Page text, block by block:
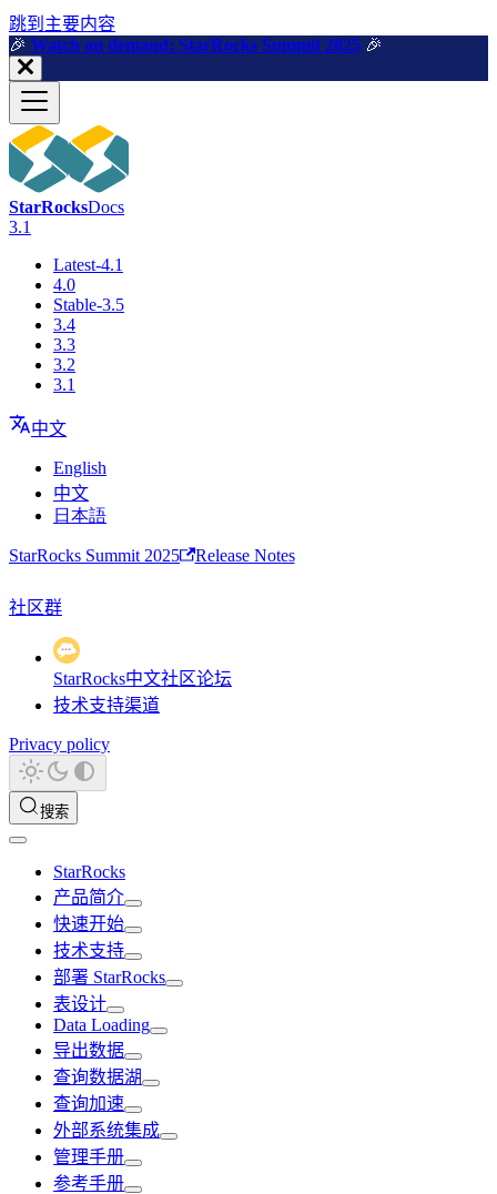
跳到主要内容
🎉️ Watch on demand: StarRocks Summit 2025 🎉️
StarRocksDocs
3.1
Latest-4.1
4.0
Stable-3.5
3.4
3.3
3.2
3.1
中文
English
中文
日本語
StarRocks Summit 2025 Release Notes
社区群
StarRocks中文社区论坛
技术支持渠道
Privacy policy
搜索
StarRocks
产品简介
快速开始
技术支持
部署 StarRocks
表设计
Data Loading
导出数据
查询数据湖
查询加速
外部系统集成
管理手册
参考手册